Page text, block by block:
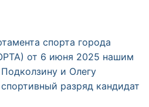
спорта города
от 6 июня 2025 нашим
и Олегу
разряд кандидат